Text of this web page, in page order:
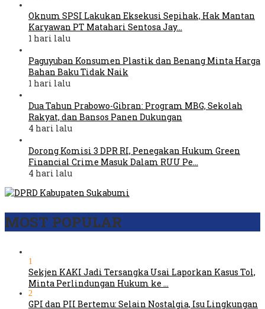
Oknum SPSI Lakukan Eksekusi Sepihak, Hak Mantan
Karyawan PT Matahari Sentosa Jay…
1 hari lalu
Paguyuban Konsumen Plastik dan Benang Minta Harga
Bahan Baku Tidak Naik
1 hari lalu
Dua Tahun Prabowo-Gibran: Program MBG, Sekolah
Rakyat, dan Bansos Panen Dukungan
4 hari lalu
Dorong Komisi 3 DPR RI, Penegakan Hukum Green
Financial Crime Masuk Dalam RUU Pe…
4 hari lalu
MOST POPULAR
1
Sekjen KAKI Jadi Tersangka Usai Laporkan Kasus Tol,
Minta Perlindungan Hukum ke …
2
GPI dan PII Bertemu: Selain Nostalgia, Isu Lingkungan